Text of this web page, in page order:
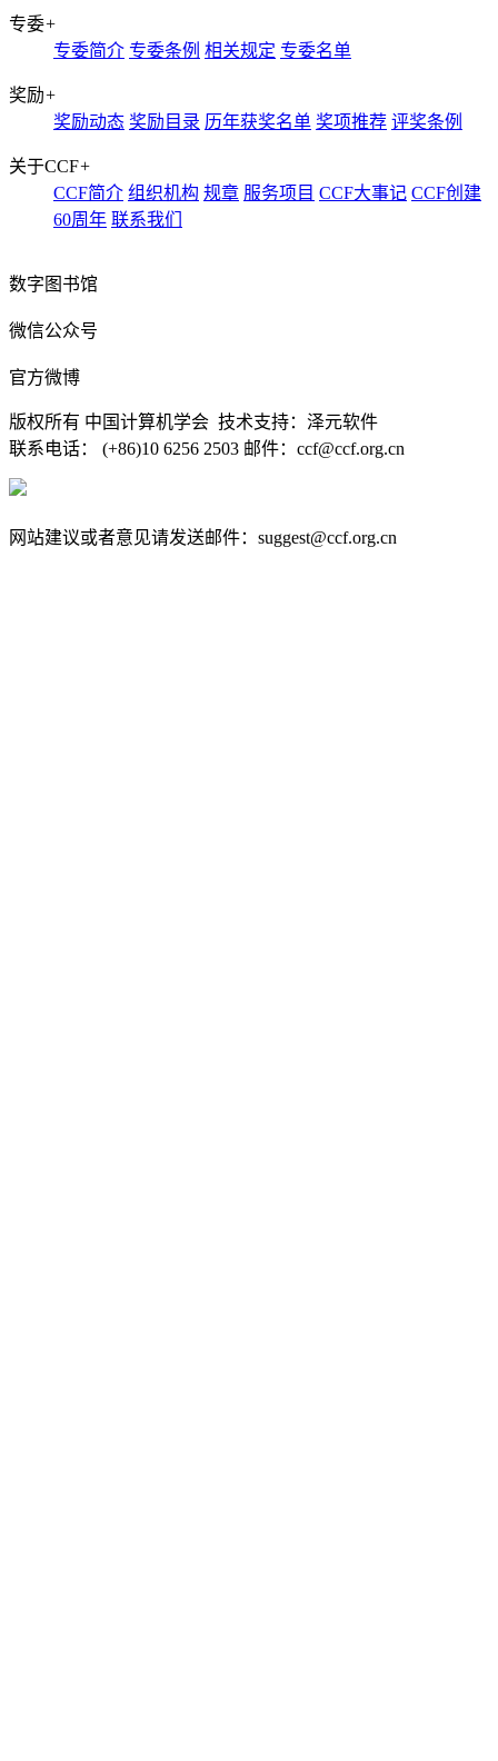
专委+
专委简介 专委条例 相关规定 专委名单
奖励+
奖励动态 奖励目录 历年获奖名单 奖项推荐 评奖条例
关于CCF+
CCF简介 组织机构 规章 服务项目 CCF大事记 CCF创建
60周年 联系我们
数字图书馆
微信公众号
官方微博
版权所有 中国计算机学会 技术支持：泽元软件
联系电话： (+86)10 6256 2503 邮件：ccf@ccf.org.cn
网站建议或者意见请发送邮件：suggest@ccf.org.cn